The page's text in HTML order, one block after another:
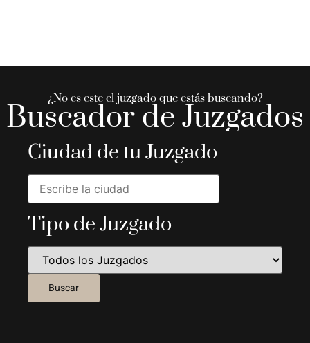
¿No es este el juzgado que estás buscando?
Buscador de Juzgados
Ciudad de tu Juzgado
Tipo de Juzgado